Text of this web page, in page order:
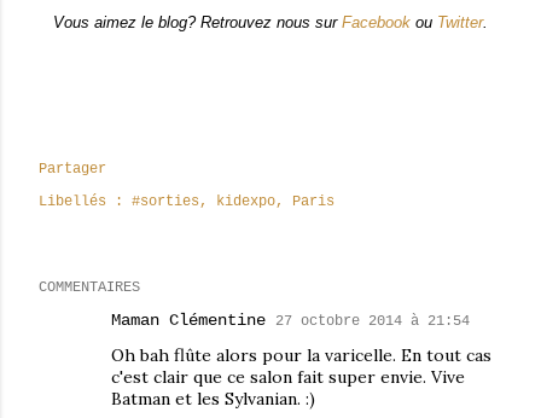
Vous aimez le blog? Retrouvez nous sur Facebook ou Twitter.
Partager
Libellés :
#sorties kidexpo Paris
COMMENTAIRES
Maman Clémentine 27 octobre 2014 à 21:54
Oh bah flûte alors pour la varicelle. En tout cas
c'est clair que ce salon fait super envie. Vive
Batman et les Sylvanian. :)